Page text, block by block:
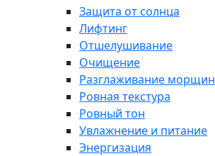
Защита от солнца
Лифтинг
Отшелушивание
Очищение
Разглаживание морщин
Ровная текстура
Ровный тон
Увлажнение и питание
Энергизация